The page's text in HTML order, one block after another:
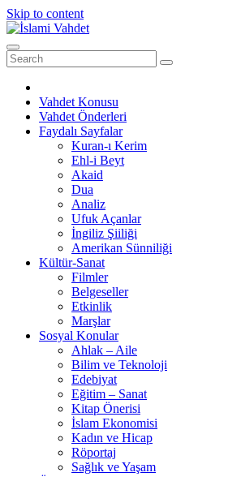
Skip to content
Vahdet Konusu
Vahdet Önderleri
Faydalı Sayfalar
Kuran-ı Kerim
Ehl-i Beyt
Akaid
Dua
Analiz
Ufuk Açanlar
İngiliz Şiiliği
Amerikan Sünniliği
Kültür-Sanat
Filmler
Belgeseller
Etkinlik
Marşlar
Sosyal Konular
Ahlak – Aile
Bilim ve Teknoloji
Edebiyat
Eğitim – Sanat
Kitap Önerisi
İslam Ekonomisi
Kadın ve Hicap
Röportaj
Sağlık ve Yaşam